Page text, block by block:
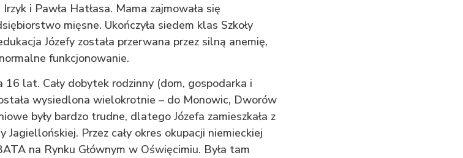
i Pawła Hatłasa. Mama zajmowała się
mięsne. Ukończyła siedem klas Szkoły
Józefy została przerwana przez silną anemię,
funkcjonowanie.
16 lat. Cały dobytek rodzinny (dom, gospodarka i
wysiedlona wielokrotnie – do Monowic, Dworów
były bardzo trudne, dlatego Józefa zamieszkała z
Przez cały okres okupacji niemieckiej
na Rynku Głównym w Oświęcimiu. Była tam